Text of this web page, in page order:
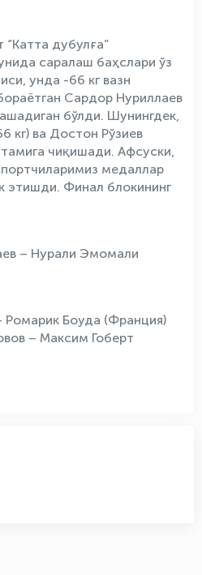
дубулға”
саралаш баҳслари ўз
унда -66 кг вазн
Сардор Нуриллаев
бўлди. Шунингдек,
кг) ва Достон Рўзиев
чиқишади. Афсуски,
медаллар
этишди. Финал блокининг
– Нурали Эмомали
Ромарик Боуда (Франция)
– Максим Гоберт